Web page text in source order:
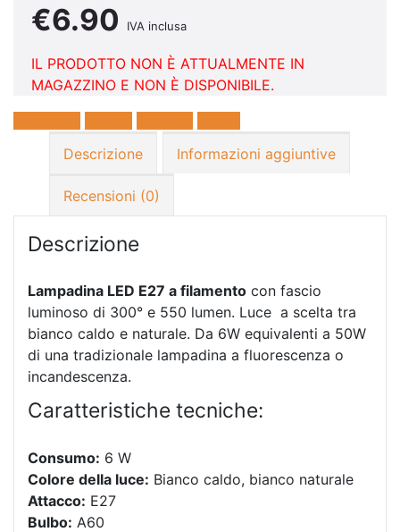
€6.90 IVA inclusa
IL PRODOTTO NON È ATTUALMENTE IN
MAGAZZINO E NON È DISPONIBILE.
Descrizione
Informazioni aggiuntive
Recensioni (0)
Descrizione
Lampadina LED E27 a filamento con fascio
luminoso di 300° e 550 lumen. Luce a scelta tra
bianco caldo e naturale. Da 6W equivalenti a 50W
di una tradizionale lampadina a fluorescenza o
incandescenza.
Caratteristiche tecniche:
Consumo: 6 W
Colore della luce: Bianco caldo, bianco naturale
Attacco: E27
Bulbo: A60